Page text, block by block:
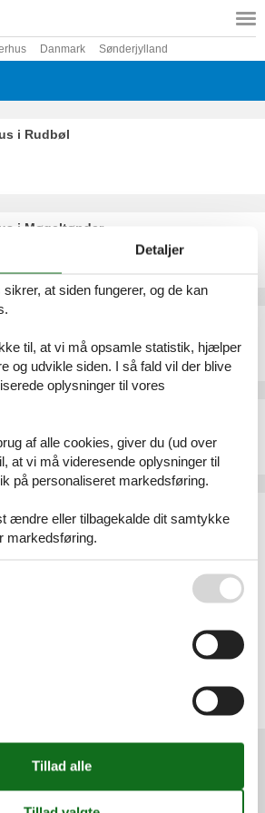
Danmark Sønderjylland
i Rudbøl
i Møgeltønder
i Daler
Tilbudsmail
Detaljer
at siden fungerer, og de kan
til, at vi må opsamle statistik, hjælper
og udvikle siden. I så fald vil der blive
oplysninger til vores
af alle cookies, giver du (ud over
at vi må videresende oplysninger til
på personaliseret markedsføring.
ændre eller tilbagekalde dit samtykke
markedsføring.